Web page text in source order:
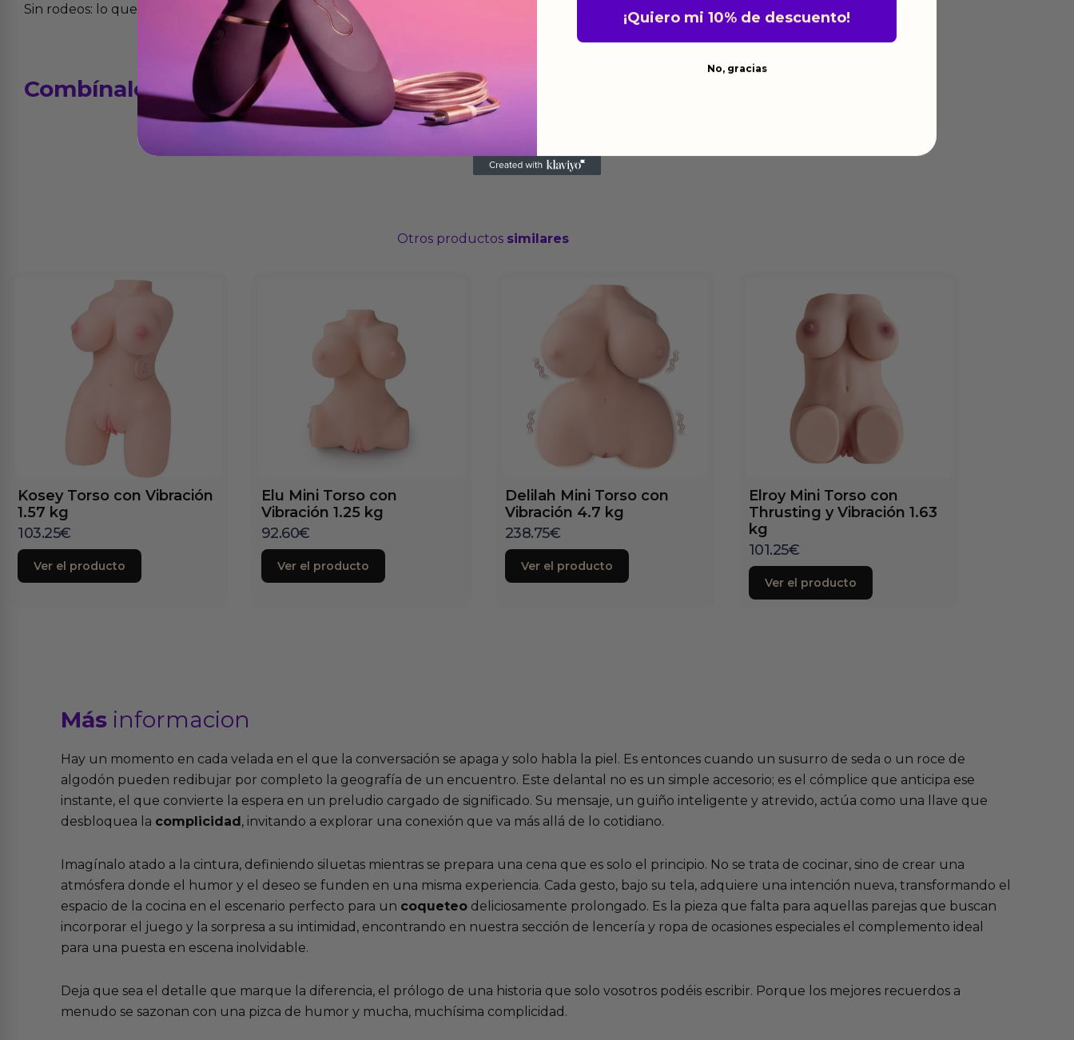
Sin rodeos: lo que cuentan quienes ya lo han probado
Combínalocon...
Otros productos similares
Kosey Torso con Vibración
1.57 kg
103.25€
Ver el producto
Elu Mini Torso con
Vibración 1.25 kg
92.60€
Ver el producto
Delilah Mini Torso con
Vibración 4.7 kg
238.75€
Ver el producto
Elroy Mini Torso con
Thrusting y Vibración 1.63
kg
101.25€
Ver el producto
Más informacion
Hay un momento en cada velada en el que la conversación se apaga y solo habla la piel. Es entonces cuando un susurro de seda o un roce de
algodón pueden redibujar por completo la geografía de un encuentro. Este delantal no es un simple accesorio; es el cómplice que anticipa ese
instante, el que convierte la espera en un preludio cargado de significado. Su mensaje, un guiño inteligente y atrevido, actúa como una llave que
desbloquea la complicidad , invitando a explorar una conexión que va más allá de lo cotidiano.
Imagínalo atado a la cintura, definiendo siluetas mientras se prepara una cena que es solo el principio. No se trata de cocinar, sino de crear una
atmósfera donde el humor y el deseo se funden en una misma experiencia. Cada gesto, bajo su tela, adquiere una intención nueva, transformando el
espacio de la cocina en el escenario perfecto para un coqueteo deliciosamente prolongado. Es la pieza que falta para aquellas parejas que buscan
incorporar el juego y la sorpresa a su intimidad, encontrando en nuestra sección de lencería y ropa de ocasiones especiales el complemento ideal
para una puesta en escena inolvidable.
Deja que sea el detalle que marque la diferencia, el prólogo de una historia que solo vosotros podéis escribir. Porque los mejores recuerdos a
menudo se sazonan con una pizca de humor y mucha, muchísima complicidad.
¡Quiero mi 10% de descuento!
No, gracias